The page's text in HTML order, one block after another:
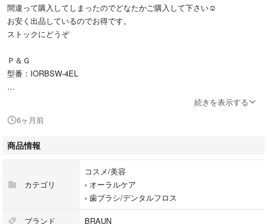
間違って購入してしまったのでどなたかご購入して下さい☺︎
お安く出品しているのでお得です。
ストックにどうぞ
Ｐ＆Ｇ
型番：IORBSW-4EL
・付属品：なし
#Ｐ＆Ｇ
#コスメ/美容
#オーラルケア
#歯ブラシ/デンタルフロス
#オーラルb
続きを表示する
6ヶ月前
商品情報
カテゴリ
コスメ/美容
› オーラルケア
› 歯ブラシ/デンタルフロス
ブランド BRAUN